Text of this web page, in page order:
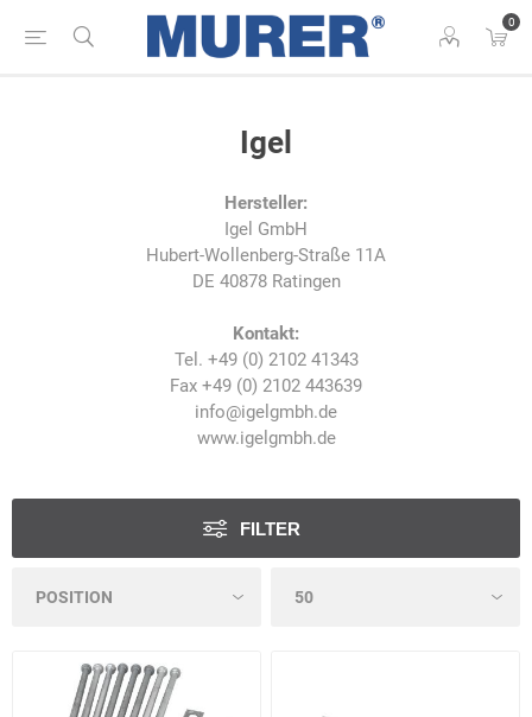
0
Igel
Hersteller:
Igel GmbH
Hubert-Wollenberg-Straße 11A
DE 40878 Ratingen
Kontakt:
Tel. +49 (0) 2102 41343
Fax +49 (0) 2102 443639
info@igelgmbh.de
www.igelgmbh.de
FILTER